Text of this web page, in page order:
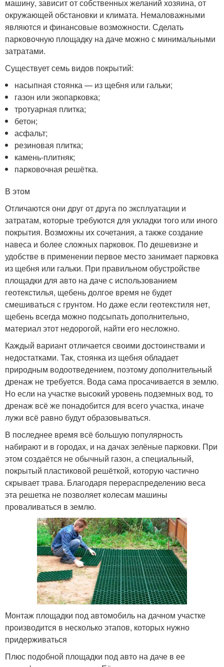
машину, зависит от собственных желаний хозяина, от
окружающей обстановки и климата. Немаловажными
являются и финансовые возможности. Сделать
парковочную площадку на даче можно с минимальными
затратами.
Существует семь видов покрытий:
насыпная стоянка — из щебня или гальки;
газон или экопарковка;
тротуарная плитка;
бетон;
асфальт;
резиновая плитка;
камень-плитняк;
парковочная решётка.
В этом
Отличаются они друг от друга по эксплуатации и
затратам, которые требуются для укладки того или иного
покрытия. Возможны их сочетания, а также создание
навеса и более сложных парковок. По дешевизне и
удобстве в применении первое место занимает парковка
из щебня или гальки. При правильном обустройстве
площадки для авто на даче с использованием
геотекстилья, щебень долгое время не будет
смешиваться с грунтом. Но даже если геотекстиля нет,
щебень всегда можно подсыпать дополнительно,
материал этот недорогой, найти его несложно.
Каждый вариант отличается своими достоинствами и
недостатками. Так, стоянка из щебня обладает
природным водоотведением, поэтому дополнительный
дренаж не требуется. Вода сама просачивается в землю.
Но если на участке высокий уровень подземных вод, то
дренаж всё же понадобится для всего участка, иначе
лужи всё равно будут образовываться.
В последнее время всё большую популярность
набирают и в городах, и на дачах зелёные парковки. При
этом создаётся не обычный газон, а специальный,
покрытый пластиковой решёткой, которую частично
скрывает трава. Благодаря перераспределению веса
эта решетка не позволяет колесам машины
проваливаться в землю.
Монтаж площадки под автомобиль на дачном участке
производится в несколько этапов, которых нужно
придерживаться
Плюс подобной площадки под авто на даче в ее